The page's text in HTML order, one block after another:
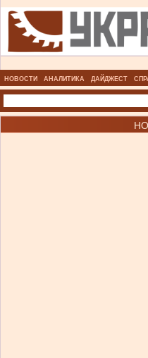
НОВОСТИ АНАЛИТИКА ДАЙДЖЕСТ